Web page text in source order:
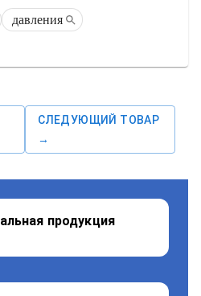
давления
СЛЕДУЮЩИЙ ТОВАР
→
продукция